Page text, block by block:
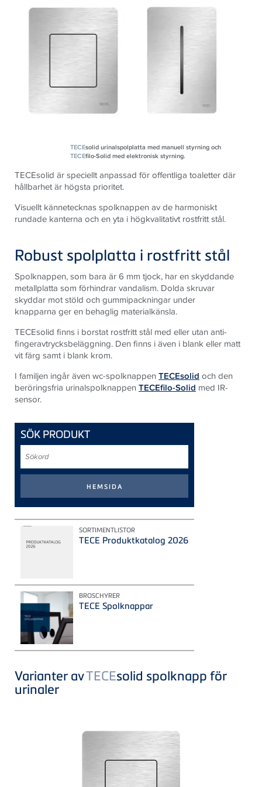
TECEsolid urinalspolplatta med manuell styrning och
TECEfilo-Solid med elektronisk styrning.
TECEsolid är speciellt anpassad för offentliga toaletter där
hållbarhet är högsta prioritet.
Visuellt kännetecknas spolknappen av de harmoniskt
rundade kanterna och en yta i högkvalitativt rostfritt stål.
Robust spolplatta i rostfritt stål
Spolknappen, som bara är 6 mm tjock, har en skyddande
metallplatta som förhindrar vandalism. Dolda skruvar
skyddar mot stöld och gummipackningar under
knapparna ger en behaglig materialkänsla.
TECEsolid finns i borstat rostfritt stål med eller utan anti-
fingeravtrycksbeläggning. Den finns i även i blank eller matt
vit färg samt i blank krom.
I familjen ingår även wc-spolknappenTECEsolid och den
beröringsfria urinalspolknappenTECEfilo-Solid med IR-
sensor.
SÖK PRODUKT
SORTIMENTLISTOR
TECE Produktkatalog 2026
BROSCHYRER
TECE Spolknappar
Varianter avTECEsolid spolknapp för
urinaler